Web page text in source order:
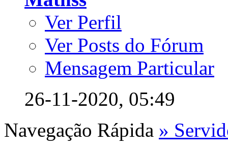
Ver Perfil
Ver Posts do Fórum
Mensagem Particular
26-11-2020, 05:49
Navegação Rápida »